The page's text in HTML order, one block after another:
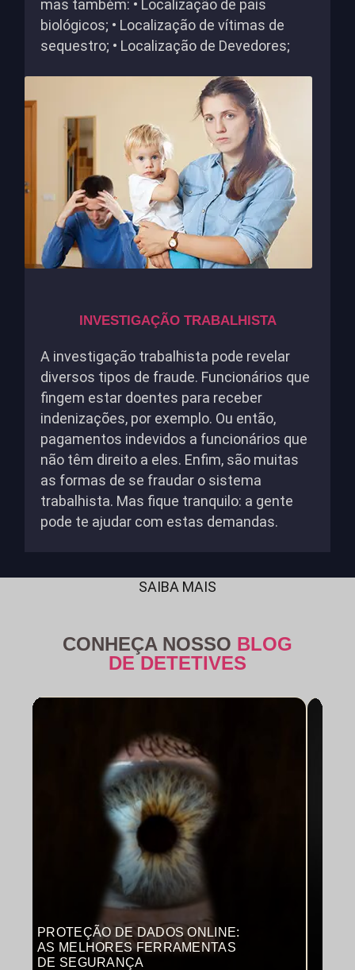
mas também: • Localização de pais
biológicos; • Localização de vítimas de
sequestro; • Localização de Devedores;
INVESTIGAÇÃO TRABALHISTA
A investigação trabalhista pode revelar
diversos tipos de fraude. Funcionários que
fingem estar doentes para receber
indenizações, por exemplo. Ou então,
pagamentos indevidos a funcionários que
não têm direito a eles. Enfim, são muitas
as formas de se fraudar o sistema
trabalhista. Mas fique tranquilo: a gente
pode te ajudar com estas demandas.
SAIBA MAIS
CONHEÇA NOSSO BLOG
DE DETETIVES
PROTEÇÃO DE DADOS ONLINE:
AS MELHORES FERRAMENTAS
DE SEGURANÇA